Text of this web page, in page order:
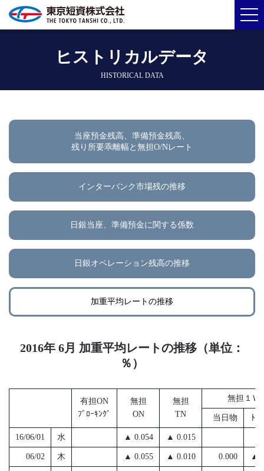
ヒストリカルデータ
HISTORICAL DATA
当座預金残高、準備預金残高、
残り所要乖離幅と無担O/Nレート
インターバンク市場残の推移
日銀当座、準備預金に関する係数
日銀オペレーション残高の推移
加重平均レートの推移
2016年 6月 加重平均レートの推移（単位：
％）
有担ON
ﾌﾞﾛｰｷﾝｸﾞ
無担
ON
無担
TN
無担１Ｗ
当日物 ﾄﾑ
16/06/01 水 ▲ 0.054 ▲ 0.015
06/02 木 ▲ 0.055 ▲ 0.010 0.000 ▲